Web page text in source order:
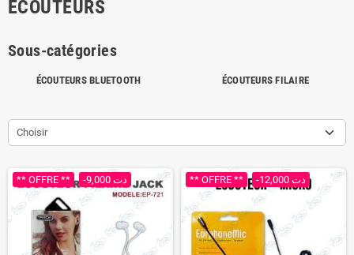
ÉCOUTEURS
Sous-catégories
ÉCOUTEURS BLUETOOTH ÉCOUTEURS FILAIRE
Choisir
** OFFRE ** -9,000 دت ** OFFRE ** -12,000 دت